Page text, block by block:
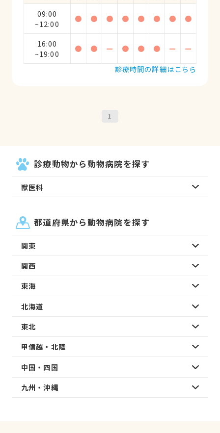
09:00
~12:00
● ● ● ● ● ● ● ●
16:00
~19:00
● ● ー ● ● ● ー
ー
診療時間の詳細はこちら
1
診療動物から動物病院を探す
獣医科
都道府県から動物病院を探す
関東
関西
東海
北海道
東北
甲信越・北陸
中国・四国
九州・沖縄